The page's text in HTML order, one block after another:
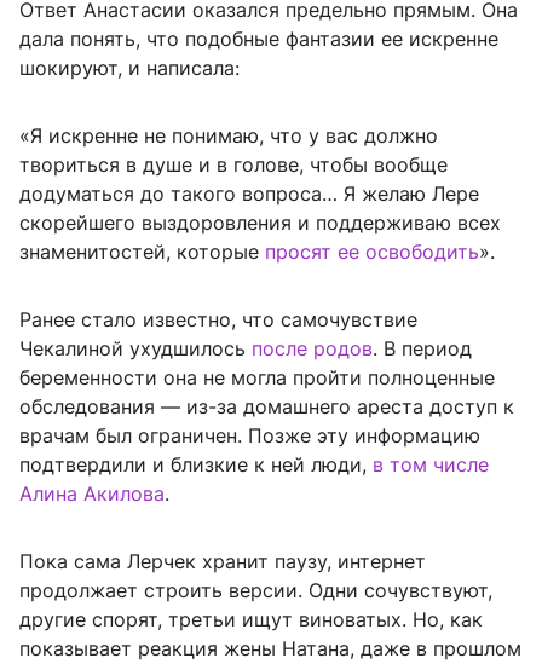
Ответ Анастасии оказался предельно прямым. Она
дала понять, что подобные фантазии ее искренне
шокируют, и написала:
«Я искренне не понимаю, что у вас должно
твориться в душе и в голове, чтобы вообще
додуматься до такого вопроса… Я желаю Лере
скорейшего выздоровления и поддерживаю всех
знаменитостей, которые просят ее освободить».
Ранее стало известно, что самочувствие
Чекалиной ухудшилось после родов. В период
беременности она не могла пройти полноценные
обследования — из-за домашнего ареста доступ к
врачам был ограничен. Позже эту информацию
подтвердили и близкие к ней люди, в том числе
Алина Акилова.
Пока сама Лерчек хранит паузу, интернет
продолжает строить версии. Одни сочувствуют,
другие спорят, третьи ищут виноватых. Но, как
показывает реакция жены Натана, даже в прошлом